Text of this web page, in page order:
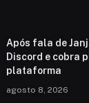
Após fala de
Discord e cobra
plataforma
agosto 8, 2026